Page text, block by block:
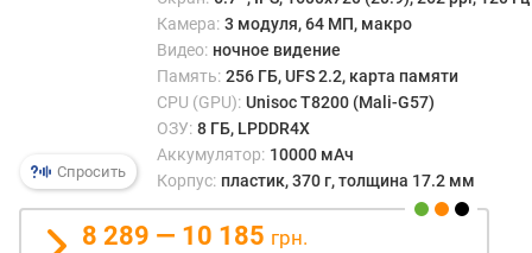
о
ц
е
с
Спросить
Камера: 3 модуля, 64 МП, макро
Видео: ночное видение
Память: 256 ГБ, UFS 2.2, карта памяти
CPU (GPU): Unisoc T8200 (Mali-G57)
ОЗУ: 8 ГБ, LPDDR4X
Аккумулятор: 10000 мАч
Корпус: пластик, 370 г, толщина 17.2 мм
8 289 — 10 185 грн.